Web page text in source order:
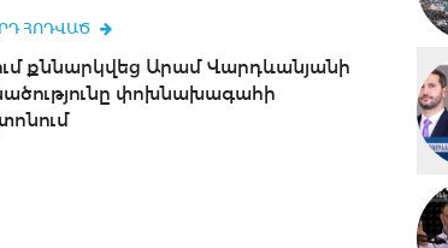
ՀՈԴՎԱԾ
քննարկվեց Արամ Վարդևանյանի
փոխնախագահի